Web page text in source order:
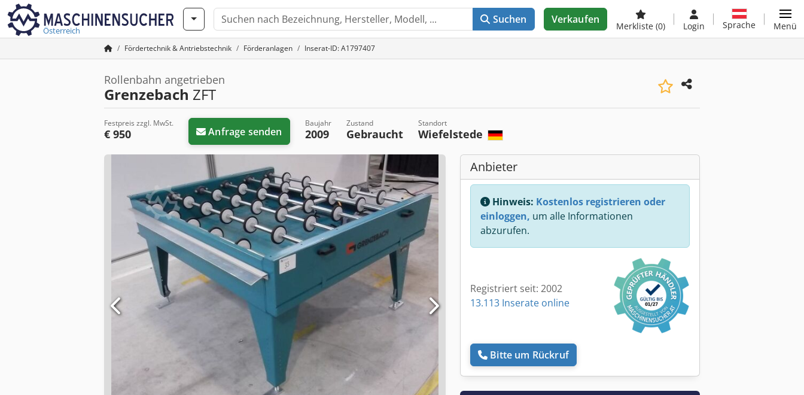
Österreich
Suchen Verkaufen
Merkliste (0) Login Sprache Menü
Fördertechnik & Antriebstechnik Förderanlagen Inserat-ID: A1797407
Rollenbahn angetrieben
Grenzebach ZFT
Festpreis zzgl. MwSt.
€ 950 Anfrage senden
Baujahr
2009
Zustand
Gebraucht
Standort
Wiefelstede
Anbieter
Hinweis: Kostenlos registrieren oder
einloggen, um alle Informationen
abzurufen.
Registriert seit: 2002
13.113 Inserate online
Bitte um Rückruf